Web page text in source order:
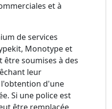
et à
de services
Monotype et
être soumises à des
leur
d'une
Si une police est